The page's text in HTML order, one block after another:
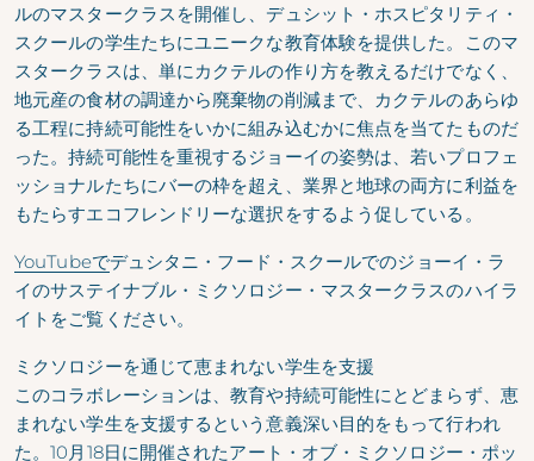
ルのマスタークラスを開催し、デュシット・ホスピタリティ・
スクールの学生たちにユニークな教育体験を提供した。このマ
スタークラスは、単にカクテルの作り方を教えるだけでなく、
地元産の食材の調達から廃棄物の削減まで、カクテルのあらゆ
る工程に持続可能性をいかに組み込むかに焦点を当てたものだ
った。持続可能性を重視するジョーイの姿勢は、若いプロフェ
ッショナルたちにバーの枠を超え、業界と地球の両方に利益を
もたらすエコフレンドリーな選択をするよう促している。
YouTubeでデュシタニ・フード・スクールでのジョーイ・ラ
イのサステイナブル・ミクソロジー・マスタークラスのハイラ
イトをご覧ください。
ミクソロジーを通じて恵まれない学生を支援
このコラボレーションは、教育や持続可能性にとどまらず、恵
まれない学生を支援するという意義深い目的をもって行われ
た。10月18日に開催されたアート・オブ・ミクソロジー・ポッ